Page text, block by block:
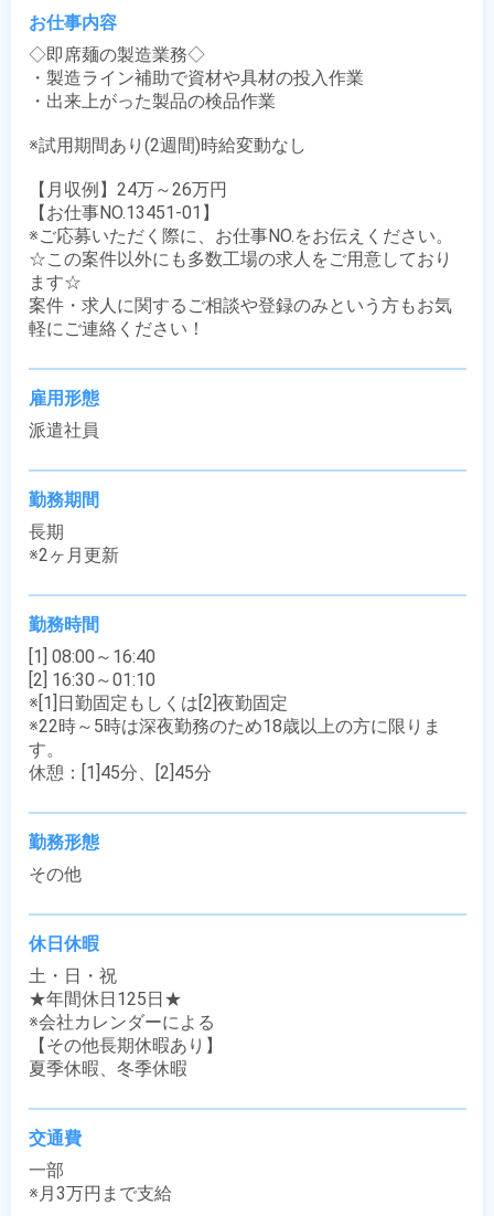
お仕事内容
◇即席麺の製造業務◇
・製造ライン補助で資材や具材の投入作業
・出来上がった製品の検品作業
※試用期間あり(2週間)時給変動なし
【月収例】24万～26万円
【お仕事NO.13451-01】
※ご応募いただく際に、お仕事NO.をお伝えください。
☆この案件以外にも多数工場の求人をご用意しており
ます☆
案件・求人に関するご相談や登録のみという方もお気
軽にご連絡ください！
雇用形態
派遣社員
勤務期間
長期
※2ヶ月更新
勤務時間
[1] 08:00～16:40
[2] 16:30～01:10
※[1]日勤固定もしくは[2]夜勤固定
※22時～5時は深夜勤務のため18歳以上の方に限りま
す。
休憩：[1]45分、[2]45分
勤務形態
その他
休日休暇
土・日・祝
★年間休日125日★
※会社カレンダーによる
【その他長期休暇あり】
夏季休暇、冬季休暇
交通費
一部
※月3万円まで支給